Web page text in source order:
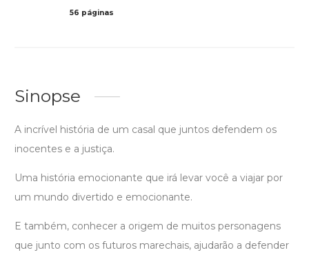
56 páginas
Sinopse
A incrível história de um casal que juntos defendem os
inocentes e a justiça.
Uma história emocionante que irá levar você a viajar por
um mundo divertido e emocionante.
E também, conhecer a origem de muitos personagens
que junto com os futuros marechais, ajudarão a defender